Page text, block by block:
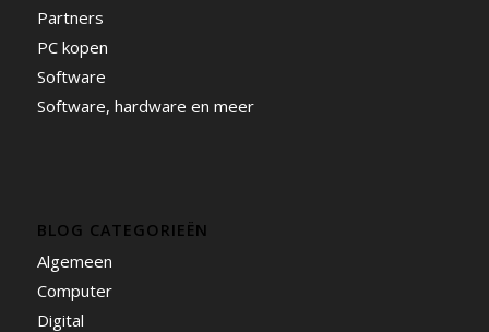
Partners
PC kopen
Software
Software, hardware en meer
BLOG CATEGORIEËN
Algemeen
Computer
Digital